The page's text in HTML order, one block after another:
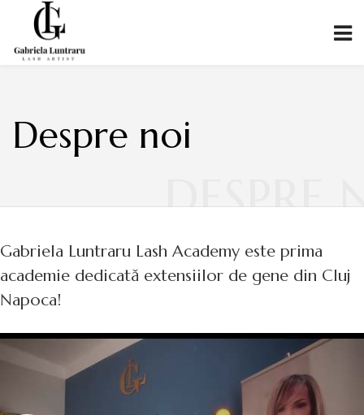
Despre noi
DESPRE
Gabriela Luntraru Lash Academy este prima
academie dedicată extensiilor de gene din Cluj
Napoca!